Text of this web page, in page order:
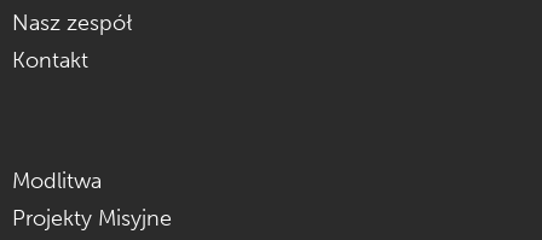
Nasz zespół
Kontakt
Modlitwa
Projekty Misyjne